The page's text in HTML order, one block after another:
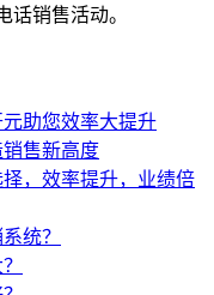
销售活动。
助您效率大提升
售新高度
，效率提升，业绩倍
统？